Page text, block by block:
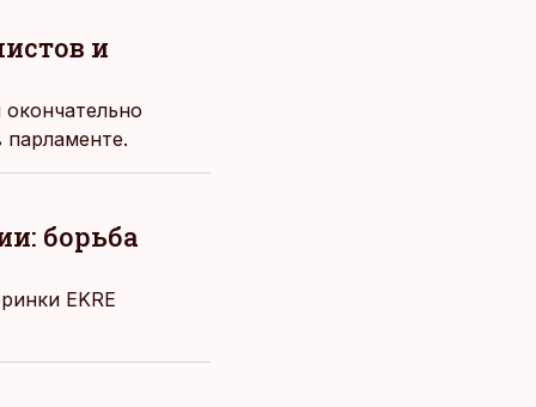
и
борьба
EKRE